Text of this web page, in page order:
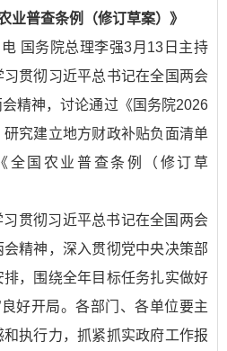
业普查条例（修订草案）》
国务院总理李强3月13日主持
贯彻习近平总书记在全国两会
精神，讨论通过《国务院2026
究建立地方财政补贴负面清单
全国农业普查条例（修订草
贯彻习近平总书记在全国两会
精神，深入贯彻党中央决策部
，围绕全年目标任务扎实做好
好开局。各部门、各单位要主
执行力，抓紧抓实政府工作报